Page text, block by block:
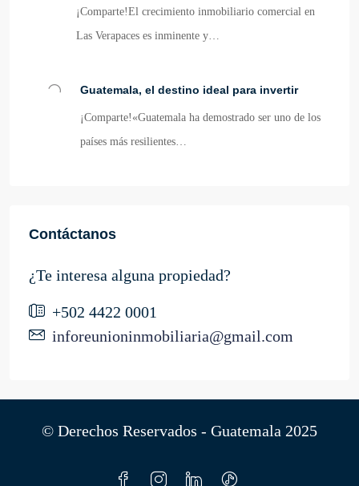
¡Comparte!El crecimiento inmobiliario comercial en
Las Verapaces es inminente y…
Guatemala, el destino ideal para invertir
¡Comparte!«Guatemala ha demostrado ser uno de los
países más resilientes…
Contáctanos
¿Te interesa alguna propiedad?
+502 4422 0001
inforeunioninmobiliaria@gmail.com
© Derechos Reservados - Guatemala 2025